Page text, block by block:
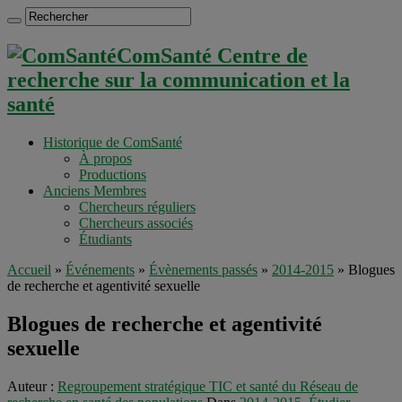
ComSanté Centre de
recherche sur la communication et la
santé
Historique de ComSanté
À propos
Productions
Anciens Membres
Chercheurs réguliers
Chercheurs associés
Étudiants
Accueil » Événements » Évènements passés » 2014-2015 » Blogues
de recherche et agentivité sexuelle
Blogues de recherche et agentivité
sexuelle
Auteur : Regroupement stratégique TIC et santé du Réseau de